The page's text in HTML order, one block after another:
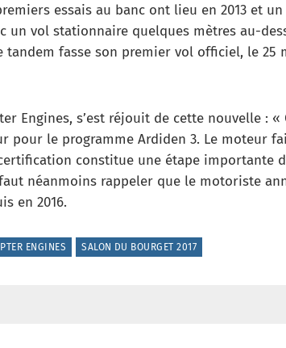
essais au banc ont lieu en 2013 et
un vol stationnaire quelques mètres au-
fasse son premier vol officiel, le 25
Engines, s’est réjouit de cette nouvelle : «
pour le programme Ardiden 3. Le moteur
constitue une étape importante
néanmoins rappeler que le motoriste
en 2016.
ENGINES SALON DU BOURGET 2017